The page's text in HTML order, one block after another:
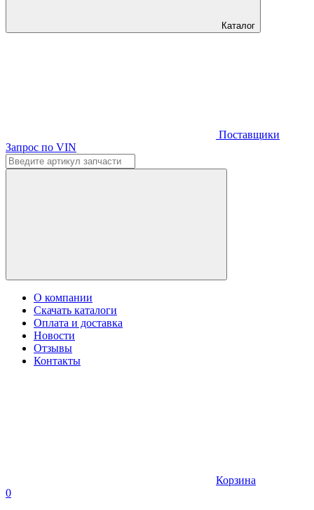
Каталог
Поставщики
Запрос по VIN
О компании
Скачать каталоги
Оплата и доставка
Новости
Отзывы
Контакты
Корзина
0